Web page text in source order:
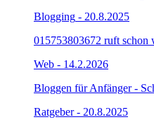
Blogging - 20.8.2025
015753803672 ruft schon
Web - 14.2.2026
Bloggen für Anfänger -
Ratgeber- 20.8.2025